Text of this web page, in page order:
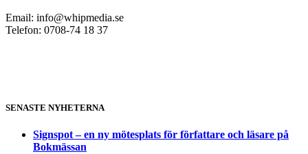
Email: info@whipmedia.se
Telefon: 0708-74 18 37
SENASTE NYHETERNA
Signspot – en ny mötesplats för författare och läsare på
Bokmässan